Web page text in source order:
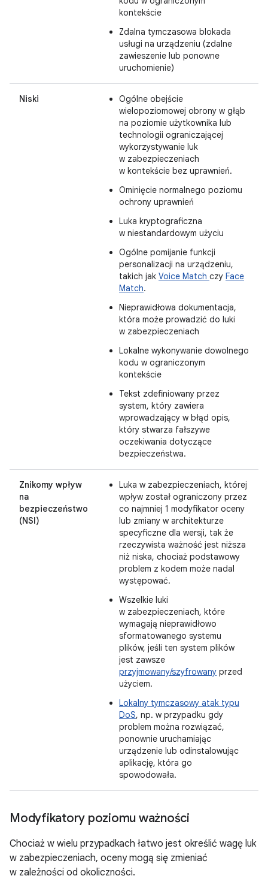
kontekście
Zdalna tymczasowa blokada
usługi na urządzeniu (zdalne
zawieszenie lub ponowne
uruchomienie)
Niski
Ogólne obejście
wielopoziomowej obrony w głąb
na poziomie użytkownika lub
technologii ograniczającej
wykorzystywanie luk
w zabezpieczeniach
w kontekście bez uprawnień.
Ominięcie normalnego poziomu
ochrony uprawnień
Luka kryptograficzna
w niestandardowym użyciu
Ogólne pomijanie funkcji
personalizacji na urządzeniu,
takich jak Voice Match czy Face
Match.
Nieprawidłowa dokumentacja,
która może prowadzić do luki
w zabezpieczeniach
Lokalne wykonywanie dowolnego
kodu w ograniczonym
kontekście
Tekst zdefiniowany przez
system, który zawiera
wprowadzający w błąd opis,
który stwarza fałszywe
oczekiwania dotyczące
bezpieczeństwa.
Znikomy wpływ
na
bezpieczeństwo
(NSI)
Luka w zabezpieczeniach, której
wpływ został ograniczony przez
co najmniej 1 modyfikator oceny
lub zmiany w architekturze
specyficzne dla wersji, tak że
rzeczywista ważność jest niższa
niż niska, chociaż podstawowy
problem z kodem może nadal
występować.
Wszelkie luki
w zabezpieczeniach, które
wymagają nieprawidłowo
sformatowanego systemu
plików, jeśli ten system plików
jest zawsze
przyjmowany/szyfrowany przed
użyciem.
Lokalny tymczasowy atak typu
DoS, np. w przypadku gdy
problem można rozwiązać,
ponownie uruchamiając
urządzenie lub odinstalowując
aplikację, która go
spowodowała.
Modyfikatory poziomu ważności
Chociaż w wielu przypadkach łatwo jest określić wagę luk
w zabezpieczeniach, oceny mogą się zmieniać
w zależności od okoliczności.